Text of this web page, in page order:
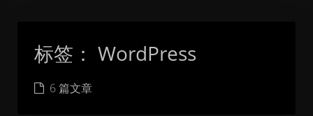
标签： WordPress
6 篇文章